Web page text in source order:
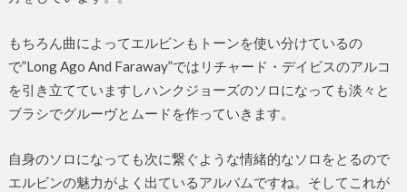
もちろん曲によってエルビンもトーンを使い分けているの
で”Long Ago And Faraway”ではリチャード・デイビスのアルコ
を引き立てていますしハンクジョーズのソロになっても淡々と
ブラシでグルーヴとムードを作っていきます。
自身のソロになっても次に繋ぐような情緒的なソロをとるので
エルビンの魅力がよく出ているアルバムですね。そしてこれが